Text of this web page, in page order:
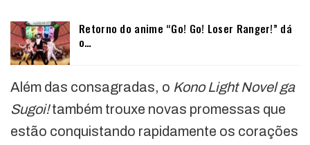
Retorno do anime “Go! Go! Loser Ranger!” dá
o…
Além das consagradas, o Kono Light Novel ga
Sugoi!também trouxe novas promessas que
estão conquistando rapidamente os corações